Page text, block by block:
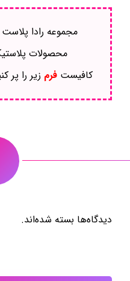
مجموعه رادا
محصولات
کافیستفرم زیر را پر
دیدگاه‌ها بسته شده‌اند.